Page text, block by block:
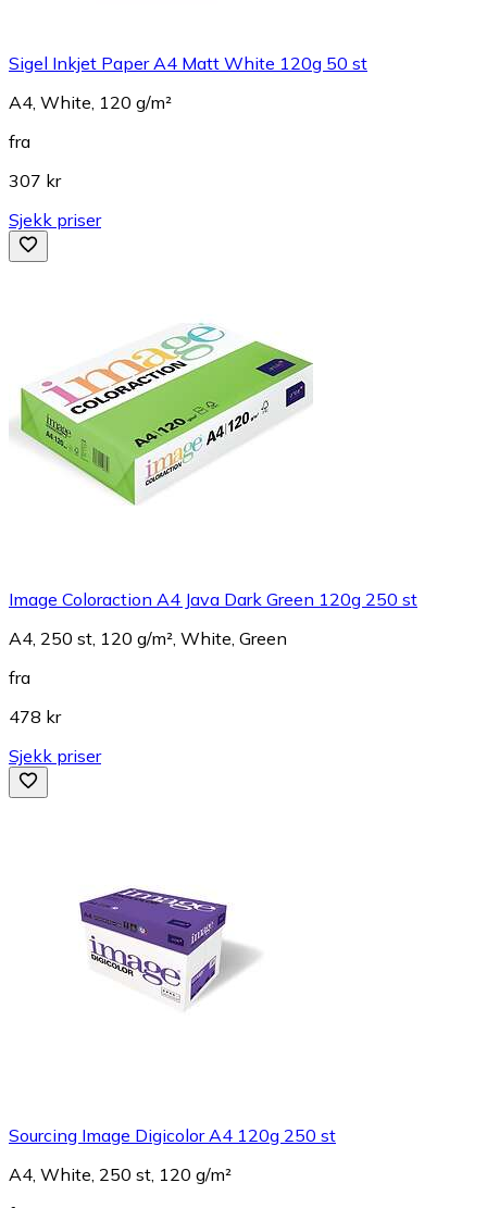
Sigel Inkjet Paper A4 Matt White 120g 50 st
A4, White, 120 g/m²
fra
307 kr
Sjekk priser
Image Coloraction A4 Java Dark Green 120g 250 st
A4, 250 st, 120 g/m², White, Green
fra
478 kr
Sjekk priser
Sourcing Image Digicolor A4 120g 250 st
A4, White, 250 st, 120 g/m²